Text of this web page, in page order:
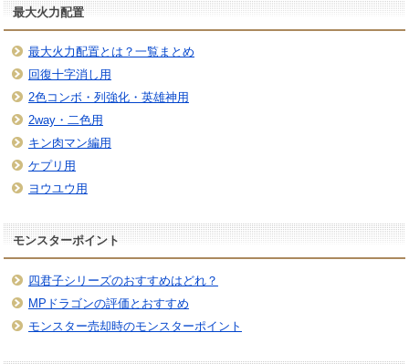
最大火力配置
最大火力配置とは？一覧まとめ
回復十字消し用
2色コンボ・列強化・英雄神用
2way・二色用
キン肉マン編用
ケプリ用
ヨウユウ用
モンスターポイント
四君子シリーズのおすすめはどれ？
MPドラゴンの評価とおすすめ
モンスター売却時のモンスターポイント